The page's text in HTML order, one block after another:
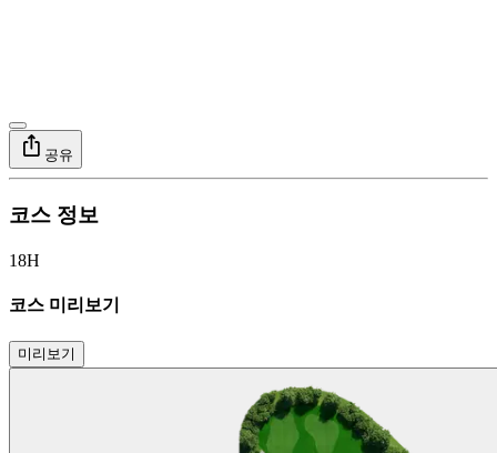
공유
코스 정보
18H
코스 미리보기
미리보기